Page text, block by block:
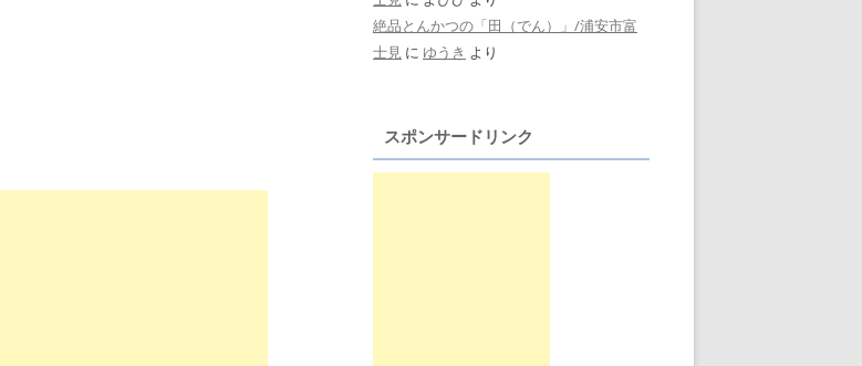
絶品とんかつの「田（でん）」/浦安市富
士見 に ゆうき より
スポンサードリンク